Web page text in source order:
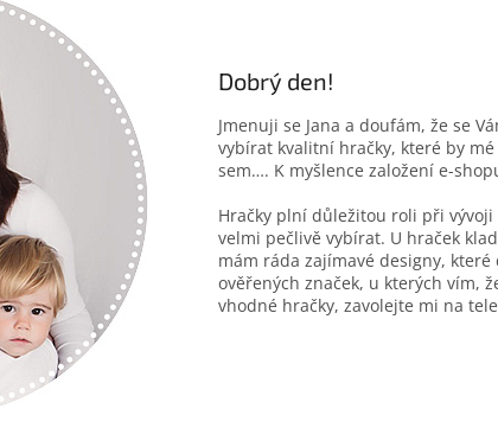
Dobrý den!
Jmenuji se Jana a doufám, že se
vybírat kvalitní hračky, které by
sem…. K myšlence založení e-
Hračky plní důležitou roli při
velmi pečlivě vybírat. U hraček
mám ráda zajímavé designy,
ověřených značek, u kterých vím,
vhodné hračky, zavolejte mi na